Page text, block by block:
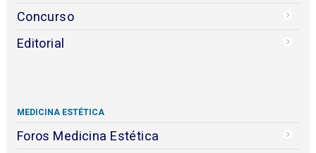
Concurso
Editorial
MEDICINA ESTÉTICA
Foros Medicina Estética